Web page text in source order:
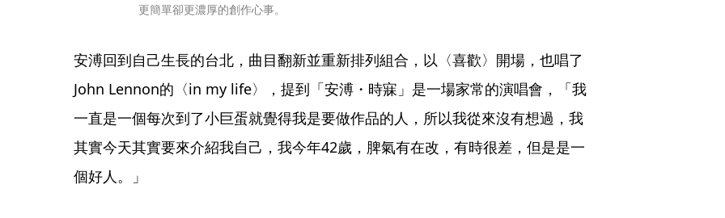
更簡單卻更濃厚的創作心事。
安溥回到自己生長的台北，曲目翻新並重新排列組合，以〈喜歡〉開場，也唱了
John Lennon的〈in my life〉，提到「安溥・時寐」是一場家常的演唱會，「我
一直是一個每次到了小巨蛋就覺得我是要做作品的人，所以我從來沒有想過，我
其實今天其實要來介紹我自己，我今年42歲，脾氣有在改，有時很差，但是是一
個好人。」